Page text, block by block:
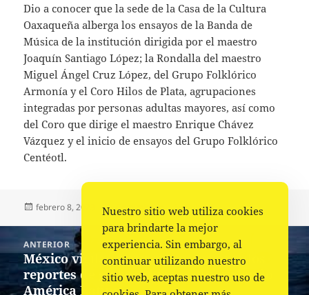
Dio a conocer que la sede de la Casa de la Cultura
Oaxaqueña alberga los ensayos de la Banda de
Música de la institución dirigida por el maestro
Joaquín Santiago López; la Rondalla del maestro
Miguel Ángel Cruz López, del Grupo Folklórico
Armonía y el Coro Hilos de Plata, agrupaciones
integradas por personas adultas mayores, así como
del Coro que dirige el maestro Enrique Chávez
Vázquez y el inicio de ensayos del Grupo Folklórico
Centéotl.
Publicado
febrero 8, 2023 Autor
Comunicado Categorías
Cultura
de
entradas
ANTERIOR
Entrada
anterior:
México vigila su espacio aéreo ante los
reportes de globos chinos sobrevolando
América Latina
Nuestro sitio web utiliza cookies
para brindarte la mejor
experiencia. Sin embargo, al
continuar utilizando nuestro
sitio web, aceptas nuestro uso de